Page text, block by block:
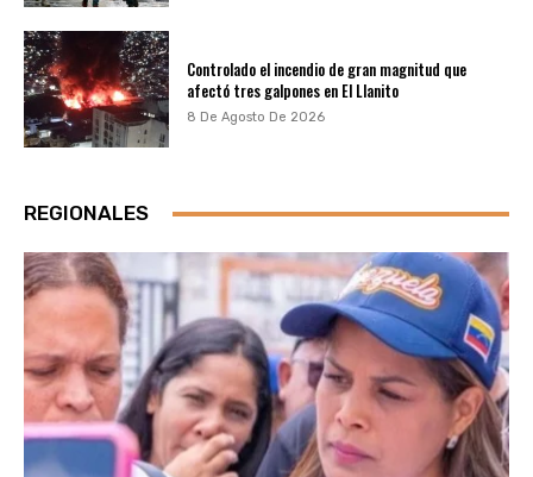
Controlado el incendio de gran magnitud que
afectó tres galpones en El Llanito
8 De Agosto De 2026
REGIONALES